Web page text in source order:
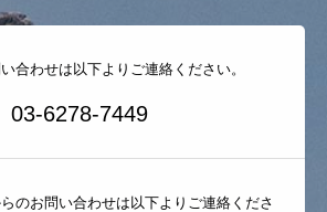
合わせは以下よりご連絡ください。
03-6278-7449
のお問い合わせは以下よりご連絡くださ